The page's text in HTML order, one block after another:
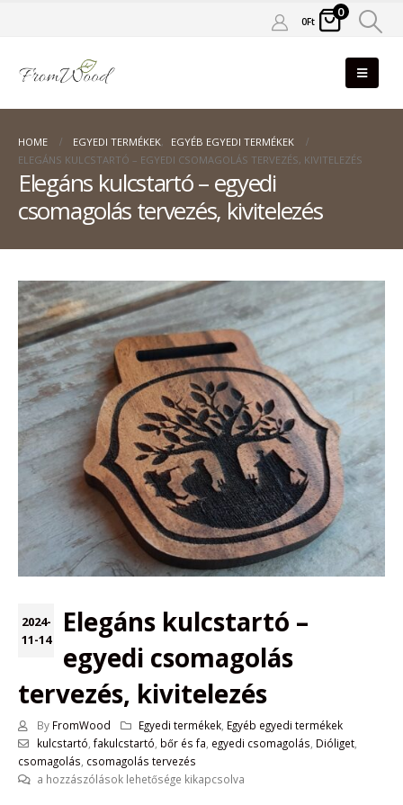
0Ft
0
HOME EGYEDI TERMÉKEK,
EGYÉB EGYEDI TERMÉKEK
ELEGÁNS KULCSTARTÓ – EGYEDI CSOMAGOLÁS TERVEZÉS, KIVITELEZÉS
Elegáns kulcstartó – egyedi
csomagolás tervezés, kivitelezés
2024-
11-14
Elegáns kulcstartó –
egyedi csomagolás
tervezés, kivitelezés
By FromWood Egyedi termékek Egyéb egyedi termékek
kulcstartó fakulcstartó bőr és fa egyedi csomagolás Dióliget,
csomagolás csomagolás tervezés
Elegáns
a hozzászólások lehetősége kikapcsolva